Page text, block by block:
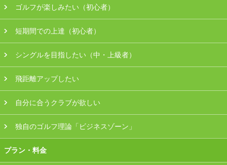
ゴルフが楽しみたい（初心者）
短期間での上達（初心者）
シングルを目指したい（中・上級者）
飛距離アップしたい
自分に合うクラブが欲しい
独自のゴルフ理論「ビジネスゾーン」
プラン・料金